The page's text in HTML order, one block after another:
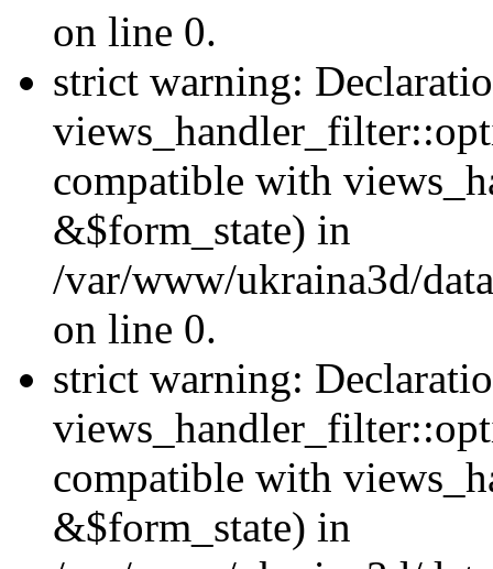
on line 0.
strict warning:
compatible with
&$form_state) in
/var/www/ukraina3d/
on line 0.
strict warning:
compatible with
&$form_state) in